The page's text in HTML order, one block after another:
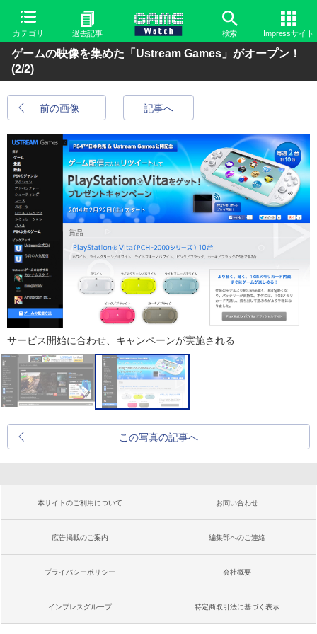
カテゴリ 過去記事 検索 Impressサイト
ゲームの映像を集めた「Ustream Games」がオープン！
(2/2)
前の画像 記事へ
サービス開始に合わせ、キャンペーンが実施される
この写真の記事へ
本サイトのご利用について お問い合わせ
広告掲載のご案内 編集部へのご連絡
プライバシーポリシー 会社概要
インプレスグループ 特定商取引法に基づく表示